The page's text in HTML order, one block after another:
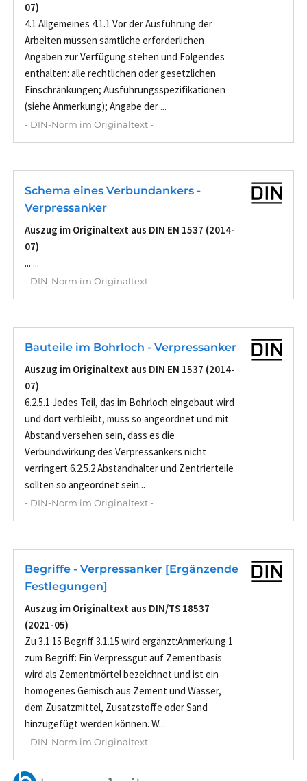
07)
4.1 Allgemeines 4.1.1 Vor der Ausführung der
Arbeiten müssen sämtliche erforderlichen
Angaben zur Verfügung stehen und Folgendes
enthalten: alle rechtlichen oder gesetzlichen
Einschränkungen; Ausführungsspezifikationen
(siehe Anmerkung); Angabe der ...
- DIN-Norm im Originaltext -
Schema eines Verbundankers -
Verpressanker
Auszug im Originaltext aus DIN EN 1537 (2014-
07)
... ...
- DIN-Norm im Originaltext -
Bauteile im Bohrloch - Verpressanker
Auszug im Originaltext aus DIN EN 1537 (2014-
07)
6.2.5.1 Jedes Teil, das im Bohrloch eingebaut wird
und dort verbleibt, muss so angeordnet und mit
Abstand versehen sein, dass es die
Verbundwirkung des Verpressankers nicht
verringert.6.2.5.2 Abstandhalter und Zentrierteile
sollten so angeordnet sein...
- DIN-Norm im Originaltext -
Begriffe - Verpressanker [Ergänzende
Festlegungen]
Auszug im Originaltext aus DIN/TS 18537
(2021-05)
Zu 3.1.15 Begriff 3.1.15 wird ergänzt:Anmerkung 1
zum Begriff: Ein Verpressgut auf Zementbasis
wird als Zementmörtel bezeichnet und ist ein
homogenes Gemisch aus Zement und Wasser,
dem Zusatzmittel, Zusatzstoffe oder Sand
hinzugefügt werden können. W...
- DIN-Norm im Originaltext -